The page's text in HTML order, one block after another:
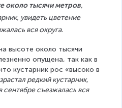
около тысячи метров,
увидеть цветение
вся округа.
высоте около тысячи
опущена, так как в
кустарник рос «высоко в
редкий кустарник,
сентябре съезжалась вся